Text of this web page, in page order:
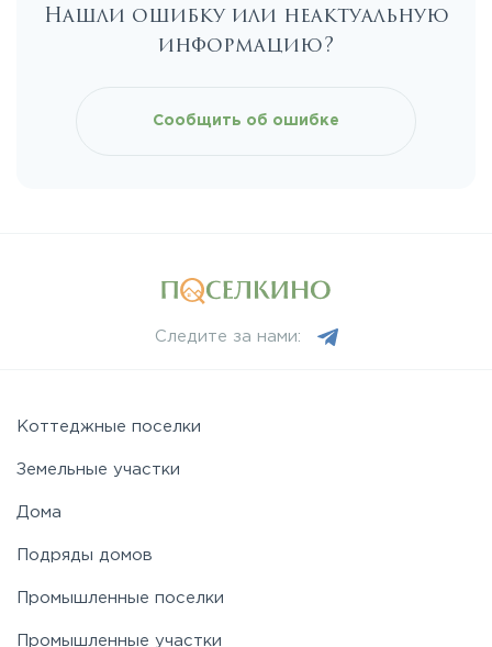
Каширское
Новорижское
Носовихинское
Нашли ошибку или неактуальную
информацию?
Сообщить об ошибке
Следите за нами:
Коттеджные поселки
Земельные участки
Дома
Подряды домов
Промышленные поселки
Промышленные участки